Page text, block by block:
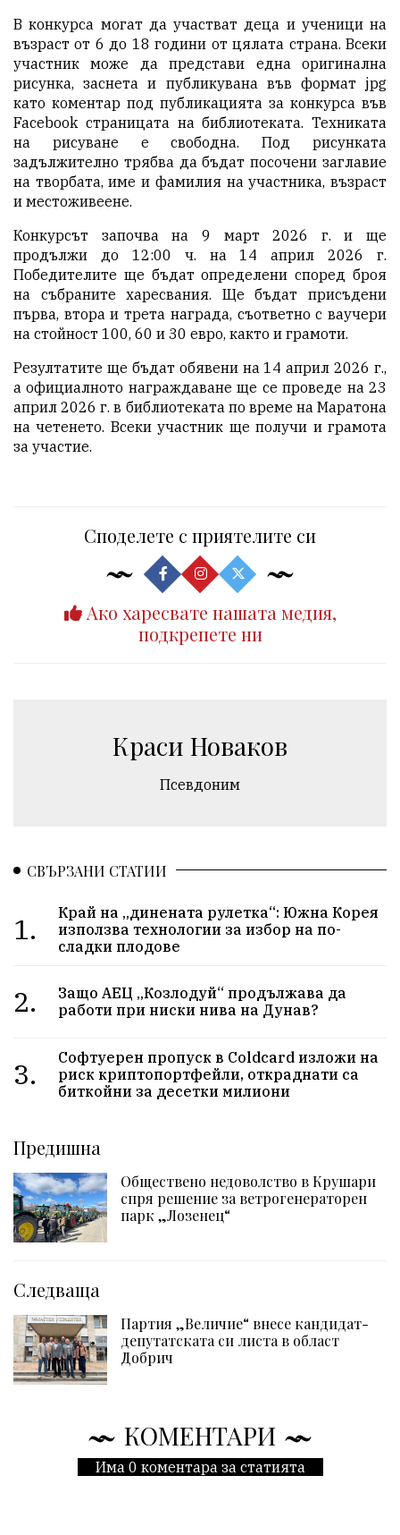
В конкурса могат да участват деца и ученици на
възраст от 6 до 18 години от цялата страна. Всеки
участник може да представи една оригинална
рисунка, заснета и публикувана във формат jpg
като коментар под публикацията за конкурса във
Facebook страницата на библиотеката. Техниката
на рисуване е свободна. Под рисунката
задължително трябва да бъдат посочени заглавие
на творбата, име и фамилия на участника, възраст
и местоживеене.
Конкурсът започва на 9 март 2026 г. и ще
продължи до 12:00 ч. на 14 април 2026 г.
Победителите ще бъдат определени според броя
на събраните харесвания. Ще бъдат присъдени
първа, втора и трета награда, съответно с ваучери
на стойност 100, 60 и 30 евро, както и грамоти.
Резултатите ще бъдат обявени на 14 април 2026 г.,
а официалното награждаване ще се проведе на 23
април 2026 г. в библиотеката по време на Маратона
на четенето. Всеки участник ще получи и грамота
за участие.
Споделете с приятелите си
Ако харесвате нашата медия,
подкрепете ни
Краси Новаков
Псевдоним
СВЪРЗАНИ СТАТИИ
1.
Край на „динената рулетка“: Южна Корея
използва технологии за избор на по-
сладки плодове
2.
Защо АЕЦ „Козлодуй“ продължава да
работи при ниски нива на Дунав?
3.
Софтуерен пропуск в Coldcard изложи на
риск криптопортфейли, откраднати са
биткойни за десетки милиони
Предишна
Обществено недоволство в Крушари
спря решение за ветрогенераторен
парк „Лозенец“
Следваща
Партия „Величие“ внесе кандидат-
депутатската си листа в област
Добрич
КОМЕНТАРИ
Има 0 коментара за статията